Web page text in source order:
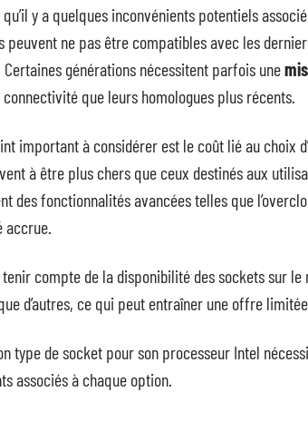
y a quelques inconvénients potentiels
peuvent ne pas être compatibles avec les
Certaines générations nécessitent parfois une
connectivité que leurs homologues plus récents.
important à considérer est le coût lié au choix
à être plus chers que ceux destinés aux
des fonctionnalités avancées telles que
accrue.
compte de la disponibilité des sockets sur
d’autres, ce qui peut entraîner une offre
type de socket pour son processeur Intel
associés à chaque option.